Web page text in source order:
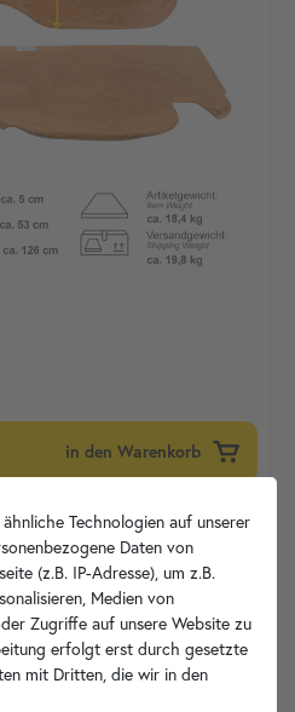
in den Warenkorb
Technologien auf unserer
Daten von
(z.B. IP-Adresse), um z.B.
Medien von
Zugriffe auf unsere Website zu
erfolgt erst durch gesetzte
mit Dritten, die wir in den